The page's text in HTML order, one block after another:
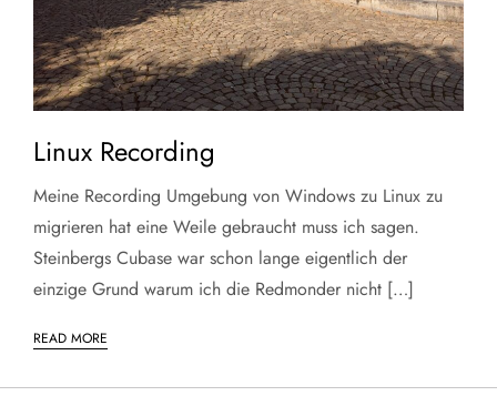
Linux Recording
Meine Recording Umgebung von Windows zu Linux zu
migrieren hat eine Weile gebraucht muss ich sagen.
Steinbergs Cubase war schon lange eigentlich der
einzige Grund warum ich die Redmonder nicht […]
READ MORE